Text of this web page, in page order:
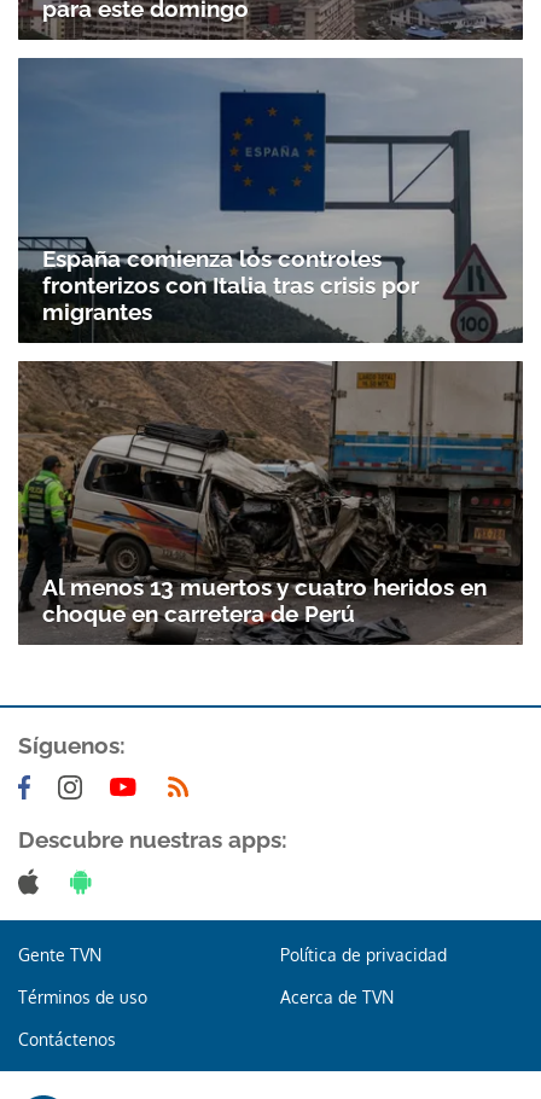
Gracias por suscribirte a nuestro boletín.
para este domingo
España comienza los controles
fronterizos con Italia tras crisis por
migrantes
Al menos 13 muertos y cuatro heridos en
choque en carretera de Perú
Síguenos:
Descubre nuestras apps:
Gente TVN Política de privacidad
Términos de uso Acerca de TVN
Contáctenos